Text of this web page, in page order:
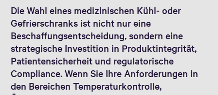
Die Wahl eines medizinischen Kühl- oder
Gefrierschranks ist nicht nur eine
Beschaffungsentscheidung, sondern eine
strategische Investition in Produktintegrität,
Patientensicherheit und regulatorische
Compliance. Wenn Sie Ihre Anforderungen in
den Bereichen Temperaturkontrolle,